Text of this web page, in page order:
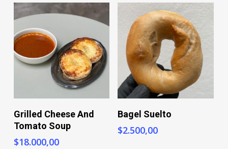
Grilled Cheese And
Tomato Soup
$18.000,00
+ Info
Bagel Suelto
$2.500,00